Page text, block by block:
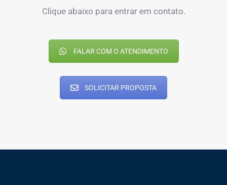
Clique abaixo para entrar em contato.
FALAR COM O ATENDIMENTO
SOLICITAR PROPOSTA